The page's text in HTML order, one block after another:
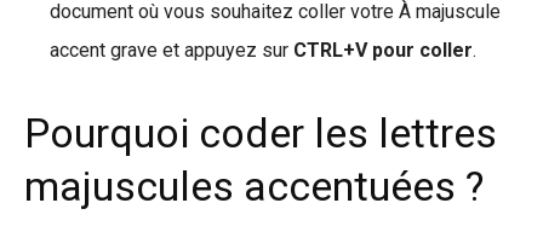
document où vous souhaitez coller votre À majuscule
accent grave et appuyez sur CTRL+V pour coller.
Pourquoi coder les lettres
majuscules accentuées ?